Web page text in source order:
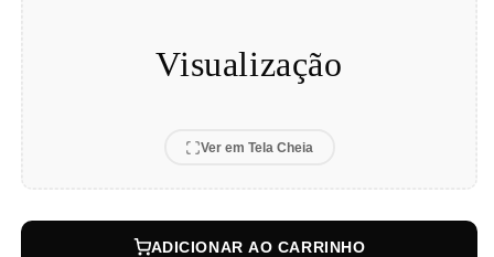
Visualização
Ver em Tela Cheia
ADICIONAR AO CARRINHO